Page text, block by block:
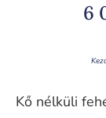
Kő nélküli